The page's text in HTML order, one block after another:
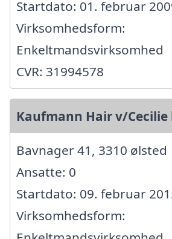
Startdato: 01. februar
Virksomhedsform:
Enkeltmandsvirksomhed
CVR: 31994578
Kaufmann Hair v/
Bavnager 41, 3310 ølsted
Ansatte: 0
Startdato: 09. februar
Virksomhedsform: